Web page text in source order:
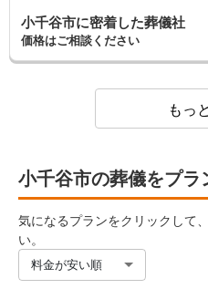
小千谷市に密着した葬儀社
価格はご相談ください
もっ
小千谷市の葬儀をプラ
気になるプランをクリックして
い。
料金が安い順